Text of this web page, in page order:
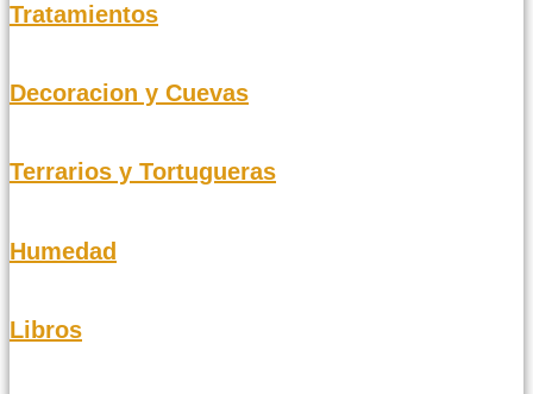
Tratamientos
Decoracion y Cuevas
Terrarios y Tortugueras
Humedad
Libros